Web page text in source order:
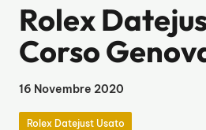
Rolex
Corso
16 Novembre 2020
Rolex Datejust Usato